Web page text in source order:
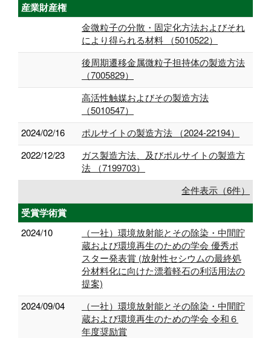
産業財産権
金微粒子の分散・固定化方法およびそれ
により得られる材料 （5010522）
後周期遷移金属微粒子担持体の製造方法
（7005829）
高活性触媒およびその製造方法
（5010547）
2024/02/16
ポルサイトの製造方法 （2024-22194）
2022/12/23
ガス製造方法、及びポルサイトの製造方
法 （7199703）
全件表示（6件）
受賞学術賞
2024/10
（一社）環境放射能とその除染・中間貯
蔵および環境再生のための学会 優秀ポ
スター発表賞 (放射性セシウムの最終処
分材料化に向けた漂着軽石の利活用法の
提案)
2024/09/04
（一社）環境放射能とその除染・中間貯
蔵および環境再生のための学会 令和６
年度奨励賞